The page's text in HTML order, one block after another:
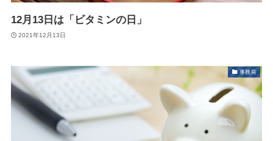
12月13日は「ビタミンの日」
2021年12月13日
事務局